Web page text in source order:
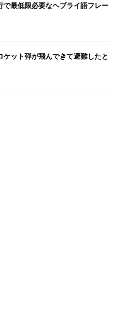
で最低限必要なヘブライ語フレー
ケット弾が飛んできて避難したと